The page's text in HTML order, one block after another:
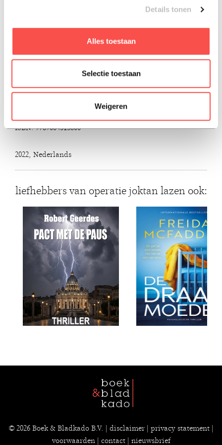
Details tonen
Alles toestaan
Selectie toestaan
Weigeren
mensen die in Gods levensveranderende beloften geloven
en meer zicht op Israëls betekenis te krijgen.
Amir Tsarfati heeft ook deze boeken geschreven:
* Onvoorstelbaar vooruitzicht
ISBN: 9789064513800
2022, Nederlands
liefhebbers van operatie joktan lazen ook:
© 2026 Boek & Bladkado B.V. | disclaimer| privacy statement|
voorwaarden| contact| nieuwsbrief